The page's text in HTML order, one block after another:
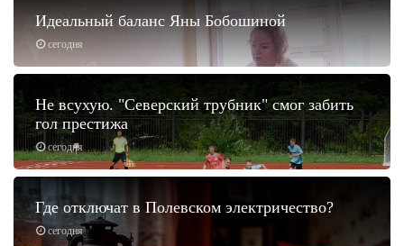
сегодня
Идеальный баланс Яны Бобошиной
сегодня
Не всухую. "Северский трубник" смог забить
гол престижа
сегодня
Где отключат в Полевском электричество?